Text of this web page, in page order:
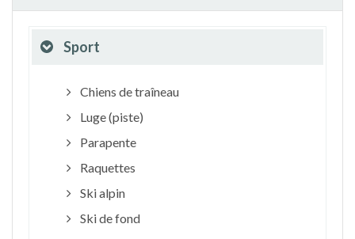
Sport
Chiens de traîneau
Luge (piste)
Parapente
Raquettes
Ski alpin
Ski de fond